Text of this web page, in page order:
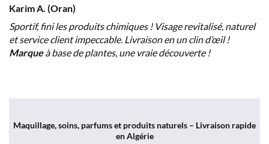
Karim A. (Oran)
Sportif, fini les produits chimiques ! Visage revitalisé, naturel
et service client impeccable. Livraison en un clin d’œil !
Marqueà base de plantes, une vraie découverte !
Maquillage, soins, parfums et produits naturels – Livraison rapide
en Algérie